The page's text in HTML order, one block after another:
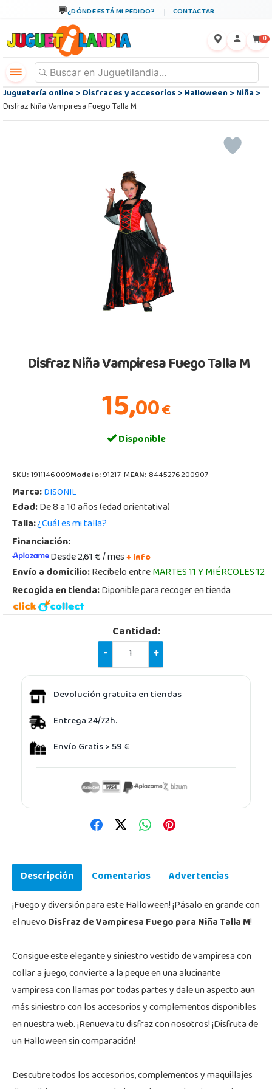
¿DÓNDE ESTÁ MI PEDIDO? CONTACTAR
0
Juguetería online>Disfraces y accesorios>Halloween>Niña>
Disfraz Niña Vampiresa Fuego Talla M
Disfraz Niña Vampiresa Fuego Talla M
15,00€
Disponible
SKU:1911146009Modelo:91217-MEAN:8445276200907
Marca:DISONIL
Edad:De 8 a 10 años (edad orientativa)
Talla:¿Cuál es mi talla?
Financiación:
Desde 2,61 € / mes+ info
Envío a domicilio:Recíbelo entreMARTES 11 Y MIÉRCOLES 12
Recogida en tienda:Diponible para recoger en tienda
Cantidad:
-
+
Devolución gratuita en tiendas
Entrega 24/72h.
Envío Gratis > 59 €
Descripción Comentarios
Advertencias
¡Fuego y diversión para este Halloween! ¡Pásalo en grande con
el nuevoDisfraz de Vampiresa Fuego para Niña Talla M!
Consigue este elegante y siniestro vestido de vampiresa con
collar a juego, convierte a la peque en una alucinante
vampiresa con llamas por todas partes y dale un aspecto aun
más siniestro con los accesorios y complementos disponibles
en nuestra web. ¡Renueva tu disfraz con nosotros! ¡Disfruta de
un Halloween sin comparación!
Descubre todos los accesorios, complementos y maquillajes